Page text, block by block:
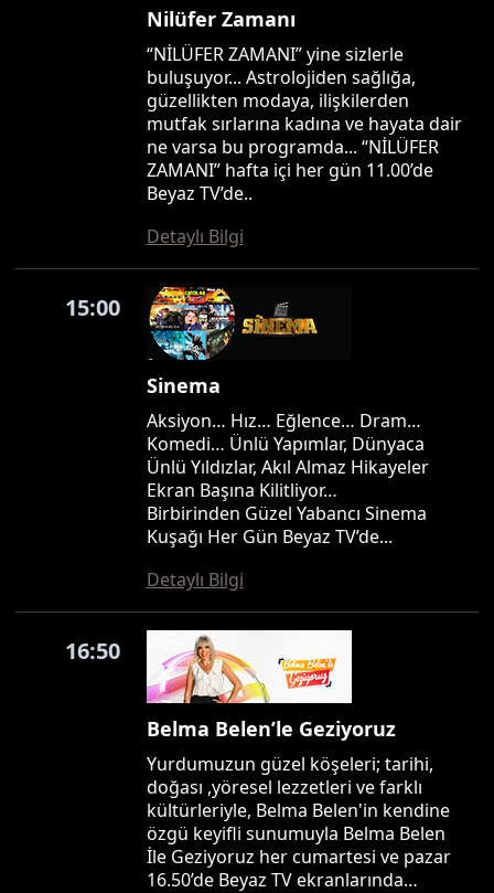
Nilüfer Zamanı
“NİLÜFER ZAMANI” yine sizlerle
buluşuyor... Astrolojiden sağlığa,
güzellikten modaya, ilişkilerden
mutfak sırlarına kadına ve hayata dair
ne varsa bu programda... “NİLÜFER
ZAMANI” hafta içi her gün 11.00’de
Beyaz TV’de..
Detaylı Bilgi
15:00
Sinema
Aksiyon… Hız… Eğlence… Dram…
Komedi… Ünlü Yapımlar, Dünyaca
Ünlü Yıldızlar, Akıl Almaz Hikayeler
Ekran Başına Kilitliyor…
Birbirinden Güzel Yabancı Sinema
Kuşağı Her Gün Beyaz TV’de...
Detaylı Bilgi
16:50
Belma Belen’le Geziyoruz
Yurdumuzun güzel köşeleri; tarihi,
doğası ,yöresel lezzetleri ve farklı
kültürleriyle, Belma Belen'in kendine
özgü keyifli sunumuyla Belma Belen
İle Geziyoruz her cumartesi ve pazar
16.50’de Beyaz TV ekranlarında…